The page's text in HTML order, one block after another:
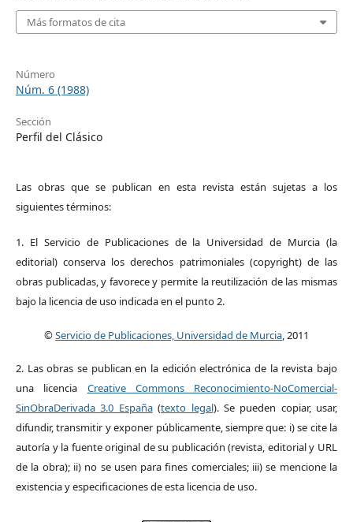
Más formatos de cita
Número
Núm. 6 (1988)
Sección
Perfil del Clásico
Las obras que se publican en esta revista están sujetas a los
siguientes términos:
1. El Servicio de Publicaciones de la Universidad de Murcia (la
editorial) conserva los derechos patrimoniales (copyright) de las
obras publicadas, y favorece y permite la reutilización de las mismas
bajo la licencia de uso indicada en el punto 2.
©Servicio de Publicaciones, Universidad de Murcia, 2011
2. Las obras se publican en la edición electrónica de la revista bajo
una licencia Creative Commons Reconocimiento-NoComercial-
SinObraDerivada 3.0 España(texto legal). Se pueden copiar, usar,
difundir, transmitir y exponer públicamente, siempre que: i) se cite la
autoría y la fuente original de su publicación (revista, editorial y URL
de la obra); ii) no se usen para fines comerciales; iii) se mencione la
existencia y especificaciones de esta licencia de uso.